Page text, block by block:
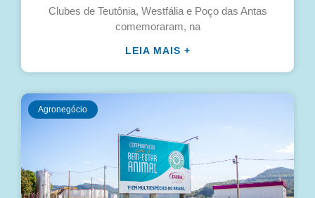
Clubes de Teutônia, Westfália e Poço das Antas
comemoraram, na
LEIA MAIS +
Agronegócio